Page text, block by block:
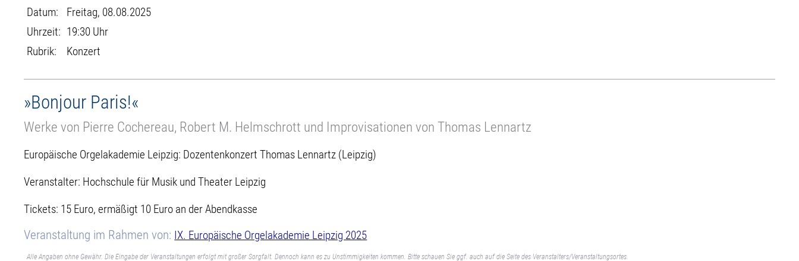
Datum:
Freitag, 08.08.2025
Uhrzeit: 19:30 Uhr
Rubrik:
Konzert
»Bonjour Paris!«
Werke von Pierre Cochereau, Robert M. Helmschrott und Improvisationen von Thomas Lennartz
Europäische Orgelakademie Leipzig: Dozentenkonzert Thomas Lennartz (Leipzig)
Veranstalter: Hochschule für Musik und Theater Leipzig
Tickets: 15 Euro, ermäßigt 10 Euro an der Abendkasse
Veranstaltung im Rahmen von: IX. Europäische Orgelakademie Leipzig 2025
Alle Angaben ohne Gewähr. Die Eingabe der Veranstaltungen erfolgt mit großer Sorgfalt. Dennoch kann es zu Unstimmigkeiten kommen. Bitte schauen Sie ggf. auch auf die Seite des Veranstalters/Veranstaltungsortes.